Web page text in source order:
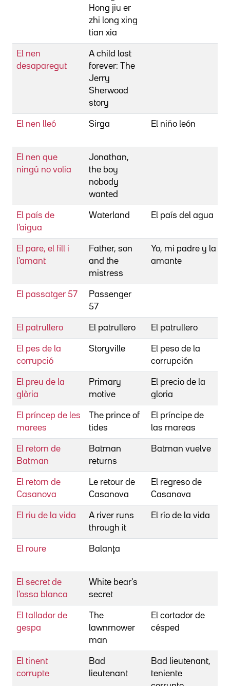
Hong jiu er
zhi long xing
tian xia
El nen
desaparegut
A child lost
forever: The
Jerry
Sherwood
story
El nen lleó Sirga El niño león
El nen que
ningú no volia
Jonathan,
the boy
nobody
wanted
El país de
l'aigua
Waterland El país del agua
El pare, el fill i
l'amant
Father, son
and the
mistress
Yo, mi padre y la
amante
El passatger 57
Passenger
57
El patrullero El patrullero El patrullero
El pes de la
corrupció
Storyville
El peso de la
corrupción
El preu de la
glòria
Primary
motive
El precio de la
gloria
El príncep de les
marees
The prince of
tides
El príncipe de
las mareas
El retorn de
Batman
Batman
returns
Batman vuelve
El retorn de
Casanova
Le retour de
Casanova
El regreso de
Casanova
El riu de la vida
A river runs
through it
El río de la vida
El roure Balanţa
El secret de
l'ossa blanca
White bear's
secret
El tallador de
gespa
The
lawnmower
man
El cortador de
césped
El tinent
corrupte
Bad
lieutenant
Bad lieutenant,
teniente